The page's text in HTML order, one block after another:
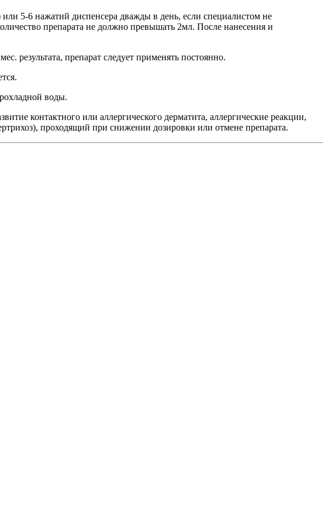
5-6 нажатий диспенсера дважды в день, если специалистом не
препарата не должно превышать 2мл. После нанесения и
результата, препарат следует применять постоянно.
воды.
контактного или аллергического дерматита, аллергические реакции,
проходящий при снижении дозировки или отмене препарата.